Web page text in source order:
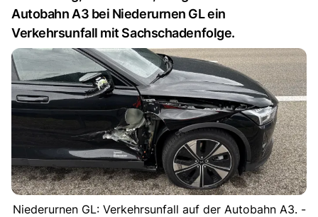
Autobahn A3 bei Niederurnen GL ein
Verkehrsunfall mit Sachschadenfolge.
Niederurnen GL: Verkehrsunfall auf der Autobahn A3. -